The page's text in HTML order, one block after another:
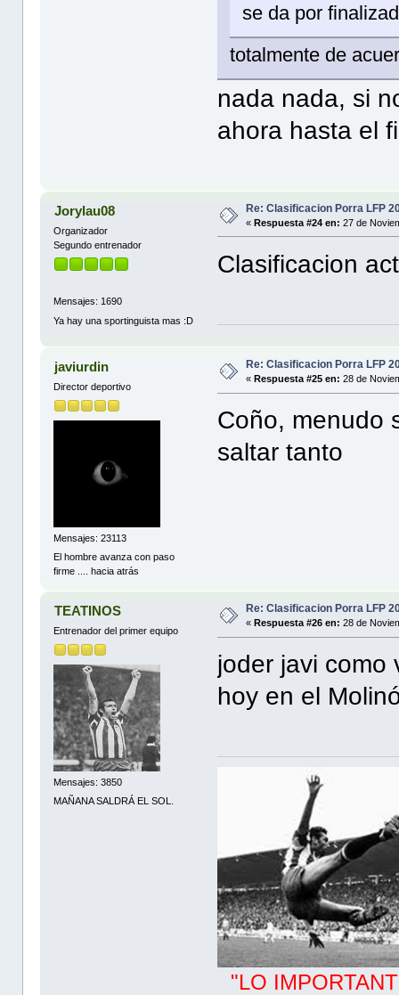
se da por
totalmente de
nada nada, si
ahora hasta el
Jorylau08
Organizador
Segundo entrenador
Mensajes: 1690
Ya hay una sportinguista mas :D
Re: Clasificacion Porra LFP
«Respuesta #24 en: 27 de
Clasificacion
javiurdin
Director deportivo
Mensajes: 23113
El hombre avanza con paso
firme .... hacia atrás
Re: Clasificacion Porra LFP
« Respuesta #25 en: 28 de
Coño, menudo
saltar tanto
TEATINOS
Entrenador del primer equipo
Mensajes: 3850
MAÑANA SALDRÁ EL SOL.
Re: Clasificacion Porra LFP
« Respuesta #26 en: 28 de
joder javi como
hoy en el
"LO